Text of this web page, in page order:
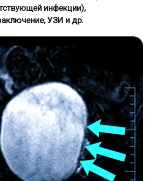
инфекции),
УЗИ и др.